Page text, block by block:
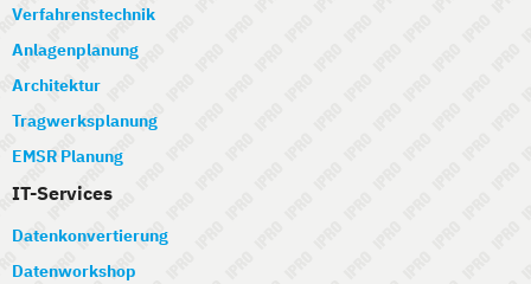
Verfahrenstechnik
Anlagenplanung
Architektur
Tragwerksplanung
EMSR Planung
IT-Services
Datenkonvertierung
Datenworkshop